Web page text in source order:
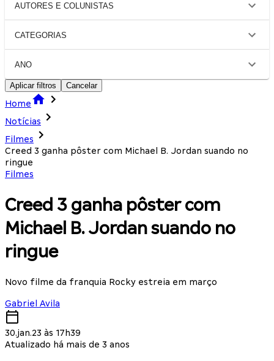
AUTORES E COLUNISTAS
CATEGORIAS
ANO
Aplicar filtros Cancelar
Home
Notícias
Filmes
Creed 3 ganha pôster com Michael B. Jordan suando no
ringue
Filmes
Creed 3 ganha pôster com
Michael B. Jordan suando no
ringue
Novo filme da franquia Rocky estreia em março
Gabriel Avila
30.jan.23 às 17h39
Atualizado há mais de 3 anos